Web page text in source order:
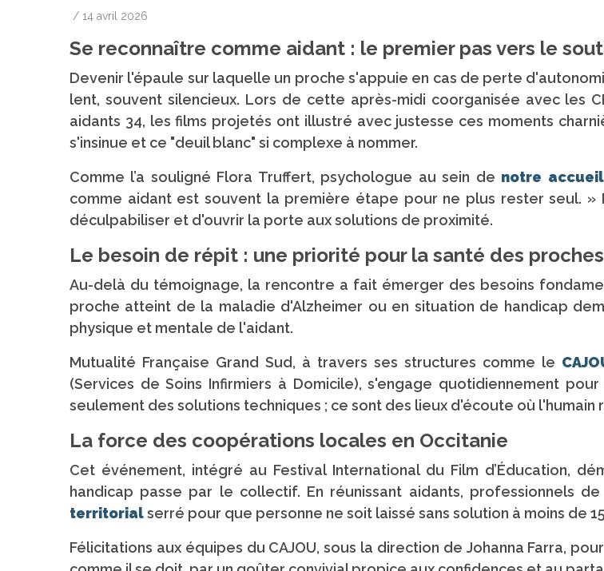
/ 14 avril 2026
Se reconnaître comme aidant : le premier pas vers le
Devenir l'épaule sur laquelle un proche s'appuie en cas de perte
lent, souvent silencieux. Lors de cette après-midi coorganisée avec les
aidants 34, les films projetés ont illustré avec justesse ces moments
s'insinue et ce "deuil blanc" si complexe à nommer.
Comme l’a souligné Flora Truffert, psychologue au sein de notre
comme aidant est souvent la première étape pour ne plus rester seul.
déculpabiliser et d'ouvrir la porte aux solutions de proximité.
Le besoin de répit : une priorité pour la santé des proches
Au-delà du témoignage, la rencontre a fait émerger des besoins
proche atteint de la maladie d'Alzheimer ou en situation de handicap
physique et mentale de l'aidant.
Mutualité Française Grand Sud, à travers ses structures comme le
(Services de Soins Infirmiers à Domicile), s'engage quotidiennement
seulement des solutions techniques ; ce sont des lieux d'écoute où l'humain
La force des coopérations locales en Occitanie
Cet événement, intégré au Festival International du Film d’Éducation,
handicap passe par le collectif. En réunissant aidants, professionnels
territorialserré pour que personne ne soit laissé sans solution à moins de
Félicitations aux équipes du CAJOU, sous la direction de Johanna Farra,